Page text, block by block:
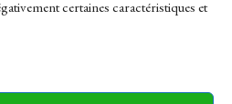
certaines caractéristiques et
Marches Politics